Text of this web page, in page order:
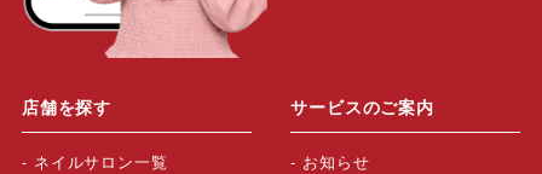
店舗を探す
ネイルサロン一覧
サービスのご案内
お知らせ